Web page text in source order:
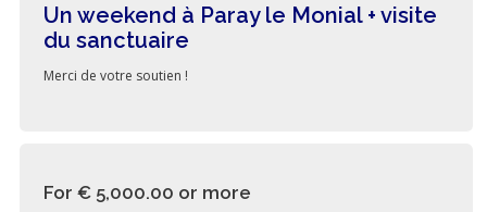
Un weekend à Paray le Monial + visite
du sanctuaire
Merci de votre soutien !
For € 5,000.00 or more